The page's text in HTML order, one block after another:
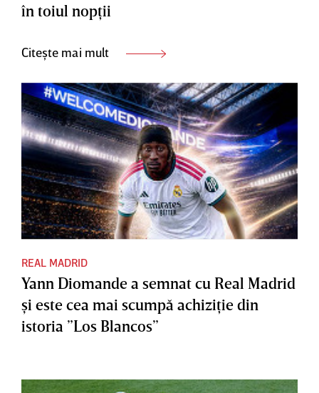
în toiul nopţii
Citește mai mult
REAL MADRID
Yann Diomande a semnat cu Real Madrid
şi este cea mai scumpă achiziţie din
istoria ”Los Blancos”